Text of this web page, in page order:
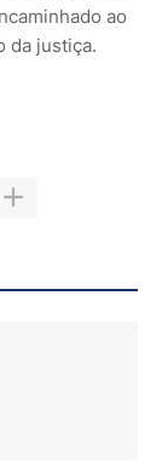
ao
da justiça.